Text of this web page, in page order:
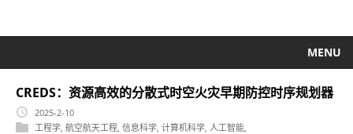
MENU
CREDS：资源高效的分散式时空火灾早期防控时序规划器
2025-2-10
工程学 航空航天工程 信息科学 计算机科学 人工智能